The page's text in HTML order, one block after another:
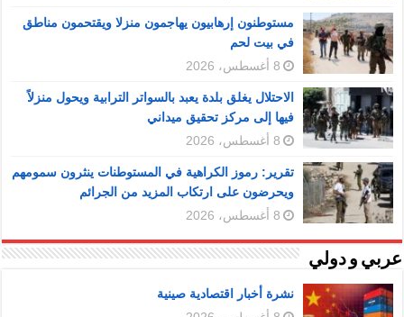
مستوطنون إرهابيون يهاجمون منزلا ويقتحمون مناطق
في بيت لحم
8 أغسطس، 2026
الاحتلال يغلق بلدة يعبد بالسواتر الترابية ويحول منزلاً
فيها إلى مركز تحقيق ميداني
8 أغسطس، 2026
تقرير: رموز الكراهية في المستوطنات ينثرون سمومهم
ويحرضون على ارتكاب المزيد من الجرائم
8 أغسطس، 2026
عربي و دولي
نشرة أخبار اقتصادية صينية